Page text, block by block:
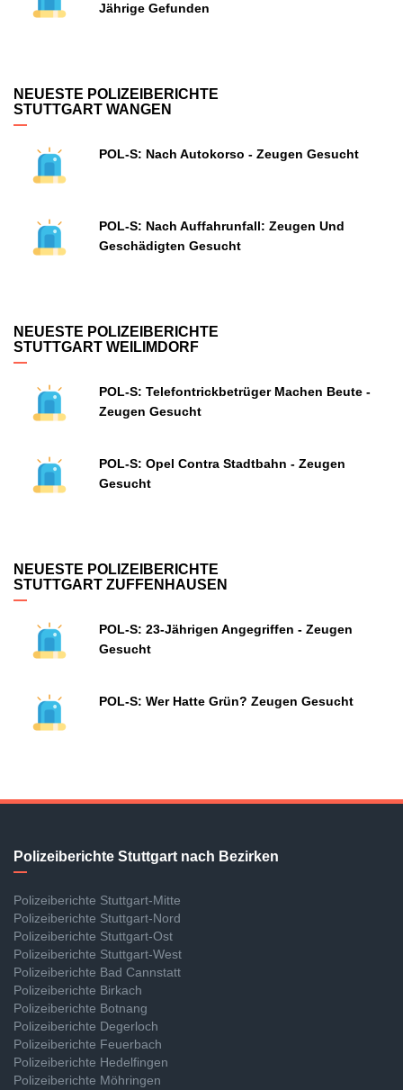
Jährige Gefunden
NEUESTE POLIZEIBERICHTE
STUTTGART WANGEN
POL-S: Nach Autokorso - Zeugen Gesucht
POL-S: Nach Auffahrunfall: Zeugen Und
Geschädigten Gesucht
NEUESTE POLIZEIBERICHTE
STUTTGART WEILIMDORF
POL-S: Telefontrickbetrüger Machen Beute -
Zeugen Gesucht
POL-S: Opel Contra Stadtbahn - Zeugen
Gesucht
NEUESTE POLIZEIBERICHTE
STUTTGART ZUFFENHAUSEN
POL-S: 23-Jährigen Angegriffen - Zeugen
Gesucht
POL-S: Wer Hatte Grün? Zeugen Gesucht
Polizeiberichte Stuttgart nach Bezirken
Polizeiberichte Stuttgart-Mitte
Polizeiberichte Stuttgart-Nord
Polizeiberichte Stuttgart-Ost
Polizeiberichte Stuttgart-West
Polizeiberichte Bad Cannstatt
Polizeiberichte Birkach
Polizeiberichte Botnang
Polizeiberichte Degerloch
Polizeiberichte Feuerbach
Polizeiberichte Hedelfingen
Polizeiberichte Möhringen